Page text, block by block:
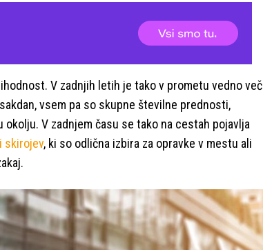
V zadnjih letih je tako v prometu vedno več
vsem pa so skupne številne prednosti,
V zadnjem času se tako na cestah pojavlja
skirojev, ki so odlična izbira za opravke v mestu ali